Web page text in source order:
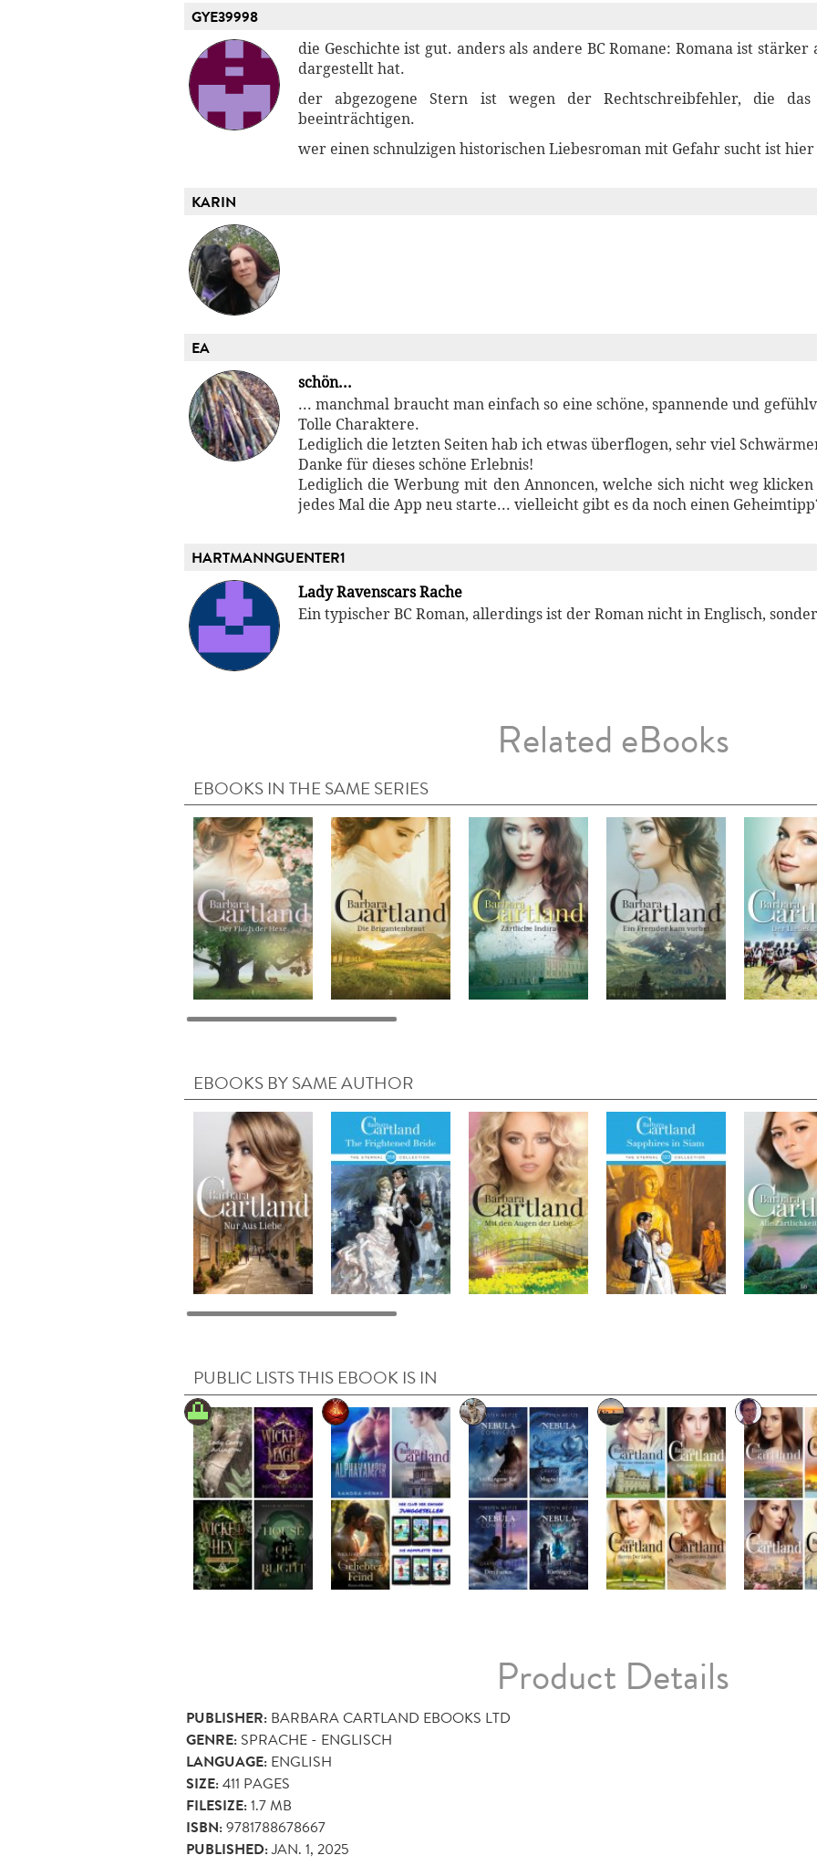
GYE39998
die Geschichte ist gut. anders als andere BC Romane: Romana ist
dargestellt hat.
der abgezogene Stern ist wegen der Rechtschreibfehler, die das
beeinträchtigen.
wer einen schnulzigen historischen Liebesroman mit Gefahr sucht ist
KARIN
EA
schön...
... manchmal braucht man einfach so eine schöne, spannende und
Tolle Charaktere.
Lediglich die letzten Seiten hab ich etwas überflogen, sehr viel
Danke für dieses schöne Erlebnis!
Lediglich die Werbung mit den Annoncen, welche sich nicht weg
jedes Mal die App neu starte... vielleicht gibt es da noch einen
HARTMANNGUENTER1
Lady Ravenscars Rache
Ein typischer BC Roman, allerdings ist der Roman nicht in Englisch,
Related eBooks
EBOOKS IN THE SAME SERIES
EBOOKS BY SAME AUTHOR
PUBLIC LISTS THIS EBOOK IS IN
Product Details
PUBLISHER: BARBARA CARTLAND EBOOKS LTD
GENRE: SPRACHE - ENGLISCH
LANGUAGE: ENGLISH
SIZE:411 PAGES
FILESIZE:1.7 MB
ISBN:9781788678667
PUBLISHED:JAN. 1, 2025